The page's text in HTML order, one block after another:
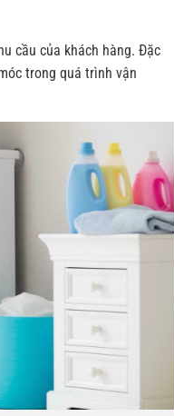
cầu của khách hàng. Đặc
trong quá trình vận